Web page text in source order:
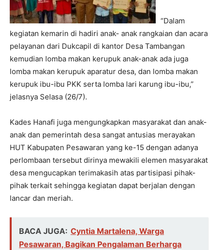
“Dalam
kegiatan kemarin di hadiri anak- anak rangkaian dan acara
pelayanan dari Dukcapil di kantor Desa Tambangan
kemudian lomba makan kerupuk anak-anak ada juga
lomba makan kerupuk aparatur desa, dan lomba makan
kerupuk ibu-ibu PKK serta lomba lari karung ibu-ibu,”
jelasnya Selasa (26/7).
Kades Hanafi juga mengungkapkan masyarakat dan anak-
anak dan pemerintah desa sangat antusias merayakan
HUT Kabupaten Pesawaran yang ke-15 dengan adanya
perlombaan tersebut dirinya mewakili elemen masyarakat
desa mengucapkan terimakasih atas partisipasi pihak-
pihak terkait sehingga kegiatan dapat berjalan dengan
lancar dan meriah.
BACA JUGA: Cyntia Martalena, Warga
Pesawaran, Bagikan Pengalaman Berharga